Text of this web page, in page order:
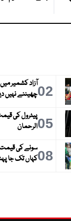
02آزاد کشمیر
چھیننے نہیں
05الرحمان
08سونے کی قیمت
کہاں تک جا